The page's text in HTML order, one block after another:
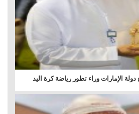
الإمارات وراء تطور رياضة كرة اليد